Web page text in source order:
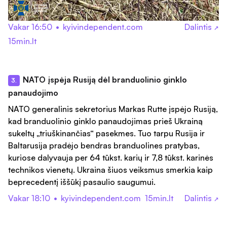
Vakar 16:50 • kyivindependent.com
15min.lt
Dalintis ↗
3.
NATO įspėja Rusiją dėl branduolinio ginklo
panaudojimo
NATO generalinis sekretorius Markas Rutte įspėjo Rusiją,
kad branduolinio ginklo panaudojimas prieš Ukrainą
sukeltų „triuškinančias“ pasekmes. Tuo tarpu Rusija ir
Baltarusija pradėjo bendras branduolines pratybas,
kuriose dalyvauja per 64 tūkst. karių ir 7,8 tūkst. karinės
technikos vienetų. Ukraina šiuos veiksmus smerkia kaip
beprecedentį iššūkį pasaulio saugumui.
Vakar 18:10 • kyivindependent.com 15min.lt Dalintis ↗